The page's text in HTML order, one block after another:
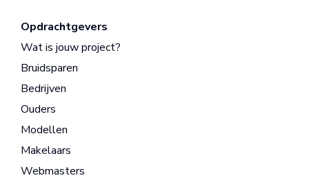
Opdrachtgevers
Wat is jouw project?
Bruidsparen
Bedrijven
Ouders
Modellen
Makelaars
Webmasters